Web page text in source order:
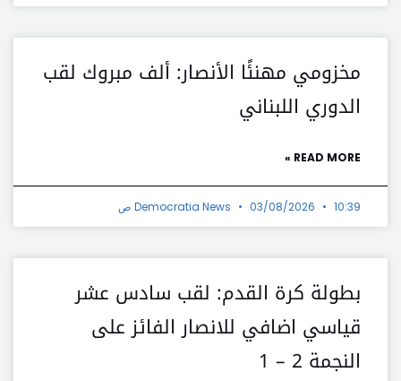
مخزومي مهنئًا الأنصار: ألف مبروك لقب
الدوري اللبناني
READ MORE »
Democratia News 03/08/2026 10:39 ص
بطولة كرة القدم: لقب سادس عشر
قياسي اضافي للانصار الفائز على
النجمة 2 – 1